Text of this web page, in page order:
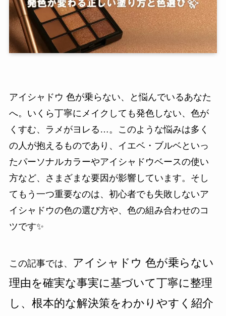
アイシャドウ 色が乗らない、と悩んでいるあなた
へ。いくら丁寧にメイクしても発色しない、色が
くすむ、ラメがヨレる…。このような悩みは多く
の人が抱えるものであり、イエベ・ブルベといっ
たパーソナルカラーやアイシャドウベースの使い
方など、さまざまな要因が影響しています。そし
てもう一つ重要なのは、初心者でも失敗しないア
イシャドウの色の選び方や、色の組み合わせのコ
ツです✨
この記事では、
アイシャドウ 色が乗らない
理由を確実な事実に基づいて丁寧に整理
し、根本的な解決策をわかりやすく紹介